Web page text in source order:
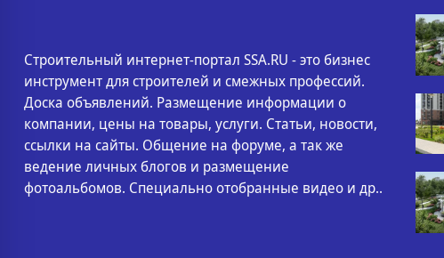
Строительный интернет-портал SSA.RU - это бизнес
инструмент для строителей и смежных профессий.
Доска объявлений. Размещение информации о
компании, цены на товары, услуги. Статьи, новости,
ссылки на сайты. Общение на форуме, а так же
ведение личных блогов и размещение
фотоальбомов. Специально отобранные видео и др..